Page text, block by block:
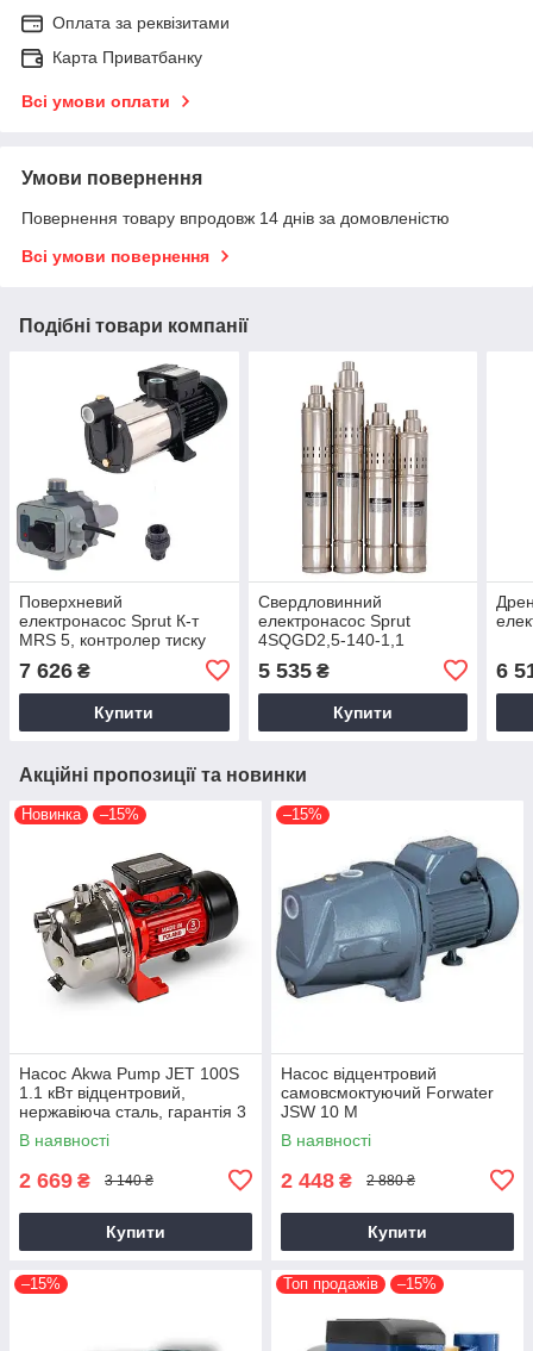
Оплата за реквізитами
Карта Приватбанку
Всі умови оплати
Умови повернення
Повернення товару впродовж 14 днів за домовленістю
Всі умови повернення
Подібні товари компанії
Поверхневий
електронасос Sprut К-т
MRS 5, контролер тиску
EPS-II-12-SP та з'єднувач
G1M/G1F (комплект)
7 626 ₴
Купити
Свердловинний
електронасос Sprut
4SQGD2,5-140-1,1
5 535₴
Купити
6
Акційні пропозиції та новинки
Новинка –15%
Насос Akwa Pump JET 100S
1.1 кВт відцентровий,
нержавіюча сталь, гарантія 3
роки
В наявності
2 669 ₴ 3 140 ₴
Купити
–15%
Насос відцентровий
самовсмоктуючий Forwater
JSW 10 M
В наявності
2 448 ₴ 2 880 ₴
Купити
–15% Топ продажів –15%